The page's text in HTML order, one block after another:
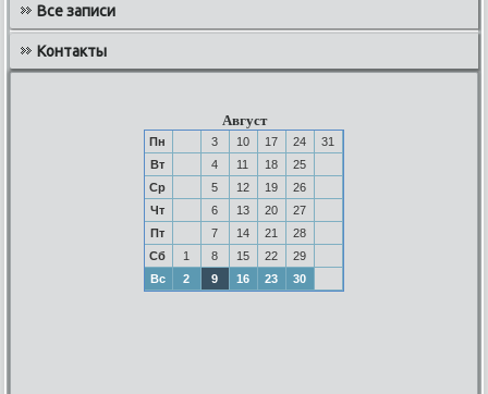
Все записи
Контакты
Август
Пн 3 10 17 24
31
Вт
4 11 18
25
Ср
5 12 19
26
Чт
6 13 20
27
Пт
7 14 21
28
Сб
1 8 15 22
29
Вс
2 9 16 23 30